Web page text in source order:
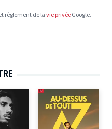
règlement de lavie privéeGoogle.